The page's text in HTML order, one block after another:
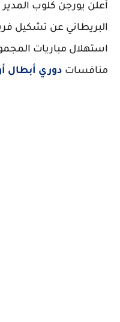
أعلن يورجن كلوب المدير
البريطاني عن تشكيل
استهلال مباريات
منافسات دوري أبطال